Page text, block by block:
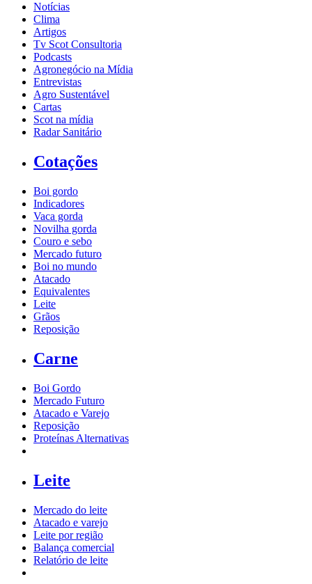
Notícias
Clima
Artigos
Tv Scot Consultoria
Podcasts
Agronegócio na Mídia
Entrevistas
Agro Sustentável
Cartas
Scot na mídia
Radar Sanitário
Cotações
Boi gordo
Indicadores
Vaca gorda
Novilha gorda
Couro e sebo
Mercado futuro
Boi no mundo
Atacado
Equivalentes
Leite
Grãos
Reposição
Carne
Boi Gordo
Mercado Futuro
Atacado e Varejo
Reposição
Proteínas Alternativas
Leite
Mercado do leite
Atacado e varejo
Leite por região
Balança comercial
Relatório de leite